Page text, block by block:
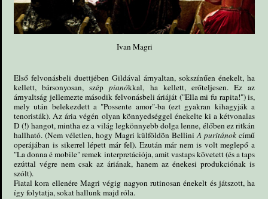
Ivan Magri
Első felvonásbeli duettjében Gildával árnyaltan, sokszínűen énekelt, ha
kellett, bársonyosan, széppianókkal, ha kellett, erőteljesen. Ez az
árnyaltság jellemezte második felvonásbeli áriáját ("Ella mi fu rapita!") is,
mely után belekezdett a "Possente amor"-ba (ezt gyakran kihagyják a
tenoristák). Az ária végén olyan könnyedséggel énekelte ki a kétvonalas
D (!) hangot, mintha ez a világ legkönnyebb dolga lenne, élőben ez ritkán
hallható. (Nem véletlen, hogy Magri külföldön BelliniA puritánok című
operájában is sikerrel lépett már fel). Ezután már nem is volt meglepő a
"La donna é mobile" remek interpretációja, amit vastaps követett (és a taps
ezúttal végre nem csak az áriának, hanem az énekesi produkciónak is
szólt).
Fiatal kora ellenére Magri végig nagyon rutinosan énekelt és játszott, ha
így folytatja, sokat hallunk majd róla.